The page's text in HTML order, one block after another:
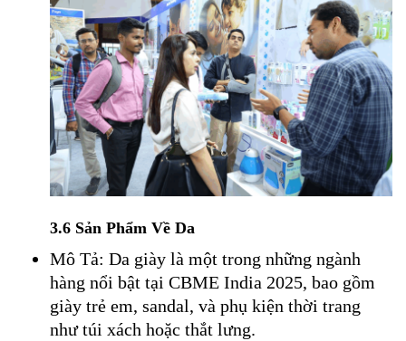
3.6 Sản Phẩm Về Da
Mô Tả: Da giày là một trong những ngành
hàng nổi bật tại CBME India 2025, bao gồm
giày trẻ em, sandal, và phụ kiện thời trang
như túi xách hoặc thắt lưng.